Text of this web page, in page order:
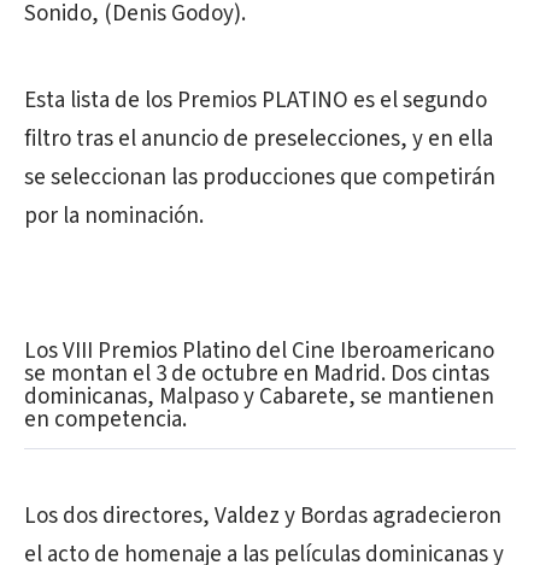
Sonido, (Denis Godoy).
Esta lista de los Premios PLATINO es el segundo
filtro tras el anuncio de preselecciones, y en ella
se seleccionan las producciones que competirán
por la nominación.
Los VIII Premios Platino del Cine Iberoamericano
se montan el 3 de octubre en Madrid. Dos cintas
dominicanas, Malpaso y Cabarete, se mantienen
en competencia.
Los dos directores, Valdez y Bordas agradecieron
el acto de homenaje a las películas dominicanas y